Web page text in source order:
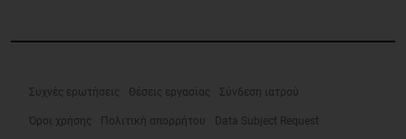
Συχνές ερωτήσεις Θέσεις εργασίας Σύνδεση ιατρού
Όροι χρήσης Πολιτική απορρήτου Data Subject Request